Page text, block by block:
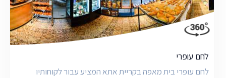
לחם עופרי
לחם עופרי בית מאפה בקריית אתא המציע עבור לקוחותיו